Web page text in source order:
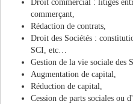
Droit commercial : litiges
commerçant,
Rédaction de contrats,
Droit des Sociétés :
SCI, etc…
Gestion de la vie sociale des
Augmentation de capital,
Réduction de capital,
Cession de parts sociales ou